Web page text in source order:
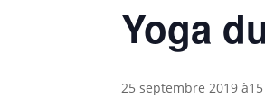
Yoga
25 septembre 2019